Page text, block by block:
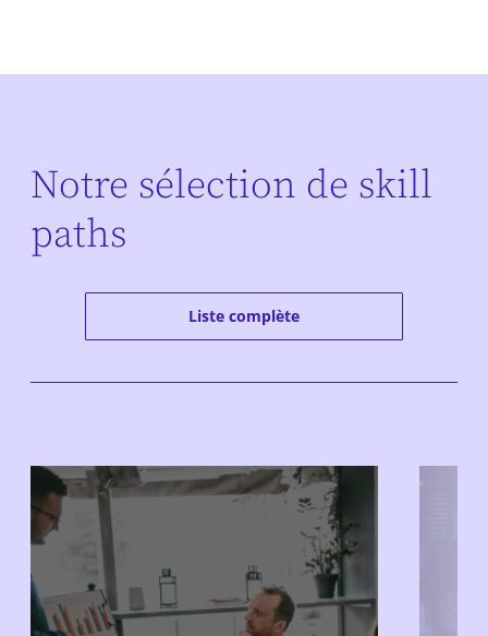
Notre sélection de skill
paths
Liste complète